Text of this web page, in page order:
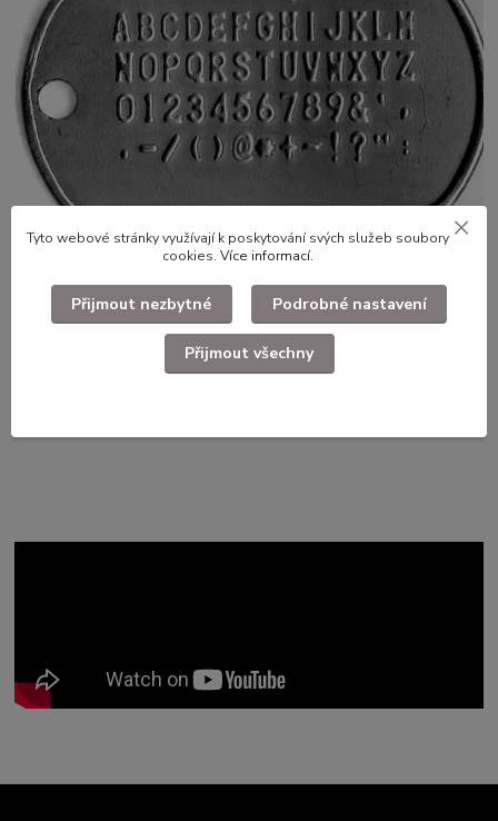
Tyto webové stránky využívají k poskytování svých služeb soubory
cookies. Více informací.
Přijmout nezbytné Podrobné nastavení
Přijmout všechny